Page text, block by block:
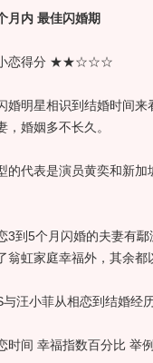
内 最佳闪婚期
得分 ★★☆☆☆
明星相识到结婚时间来
，婚姻多不长久。
代表是演员黄奕和新加
5个月闪婚的夫妻有鄢
翁虹家庭幸福外，其余都
小菲从相恋到结婚经历
间 幸福指数百分比 举例